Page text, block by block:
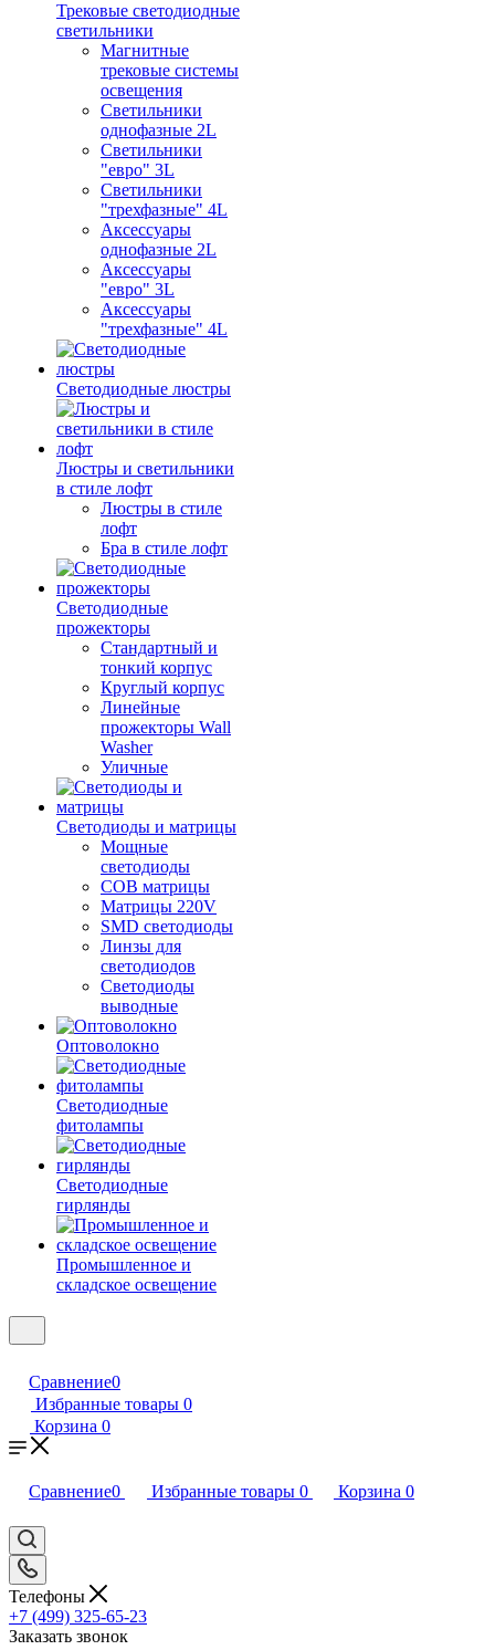
Трековые светодиодные
светильники
Магнитные
трековые системы
освещения
Светильники
однофазные 2L
Светильники
"евро" 3L
Светильники
"трехфазные" 4L
Аксессуары
однофазные 2L
Аксессуары
"евро" 3L
Аксессуары
"трехфазные" 4L
Светодиодные люстры
Люстры и светильники
в стиле лофт
Люстры в стиле
лофт
Бра в стиле лофт
Светодиодные
прожекторы
Стандартный и
тонкий корпус
Круглый корпус
Линейные
прожекторы Wall
Washer
Уличные
Светодиоды и матрицы
Мощные
светодиоды
COB матрицы
Матрицы 220V
SMD светодиоды
Линзы для
светодиодов
Светодиоды
выводные
Оптоволокно
Светодиодные
фитолампы
Светодиодные
гирлянды
Промышленное и
складское освещение
Сравнение0
Избранные товары 0
Корзина 0
Сравнение0 Избранные товары 0 Корзина 0
Телефоны
+7 (499) 325-65-23
Заказать звонок